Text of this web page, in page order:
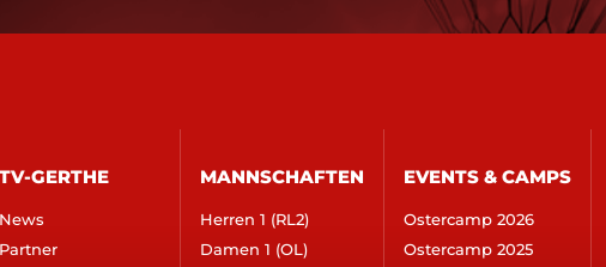
GERTHE MANNSCHAFTEN
Herren 1 (RL2)
Damen 1 (OL)
EVENTS & CAMPS
Ostercamp 2026
Ostercamp 2025